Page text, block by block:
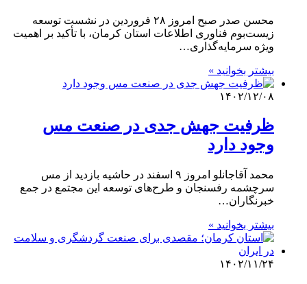
محسن صدر صبح امروز ۲۸ فروردین‌ در نشست توسعه
زیست‌بوم فناوری اطلاعات استان کرمان، با تأکید بر اهمیت
ویژه سرمایه‌گذاری…
بیشتر بخوانید »
۱۴۰۲/۱۲/۰۸
ظرفیت جهش جدی در صنعت مس
وجود دارد
محمد آقاجانلو امروز ۹ اسفند در حاشیه بازدید از مس
سرچشمه رفسنجان و طرح‌های توسعه این مجتمع در جمع
خبرنگاران…
بیشتر بخوانید »
۱۴۰۲/۱۱/۲۴